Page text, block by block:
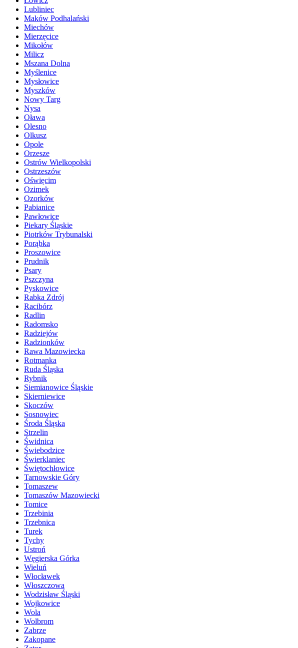
Lubliniec
Maków Podhalański
Miechów
Mierzęcice
Mikołów
Milicz
Mszana Dolna
Myślenice
Mysłowice
Myszków
Nowy Targ
Nysa
Oława
Olesno
Olkusz
Opole
Orzesze
Ostrów Wielkopolski
Ostrzeszów
Oświęcim
Ozimek
Ozorków
Pabianice
Pawłowice
Piekary Śląskie
Piotrków Trybunalski
Porąbka
Proszowice
Prudnik
Psary
Pszczyna
Pyskowice
Rabka Zdrój
Racibórz
Radlin
Radomsko
Radziejów
Radzionków
Rawa Mazowiecka
Rotmanka
Ruda Śląska
Rybnik
Siemianowice Śląskie
Skierniewice
Skoczów
Sosnowiec
Środa Śląska
Strzelin
Świdnica
Świebodzice
Świerklaniec
Świętochłowice
Tarnowskie Góry
Tomaszew
Tomaszów Mazowiecki
Tomice
Trzebinia
Trzebnica
Turek
Tychy
Ustroń
Węgierska Górka
Wieluń
Włocławek
Włoszczowa
Wodzisław Śląski
Wojkowice
Wola
Wolbrom
Zabrze
Zakopane